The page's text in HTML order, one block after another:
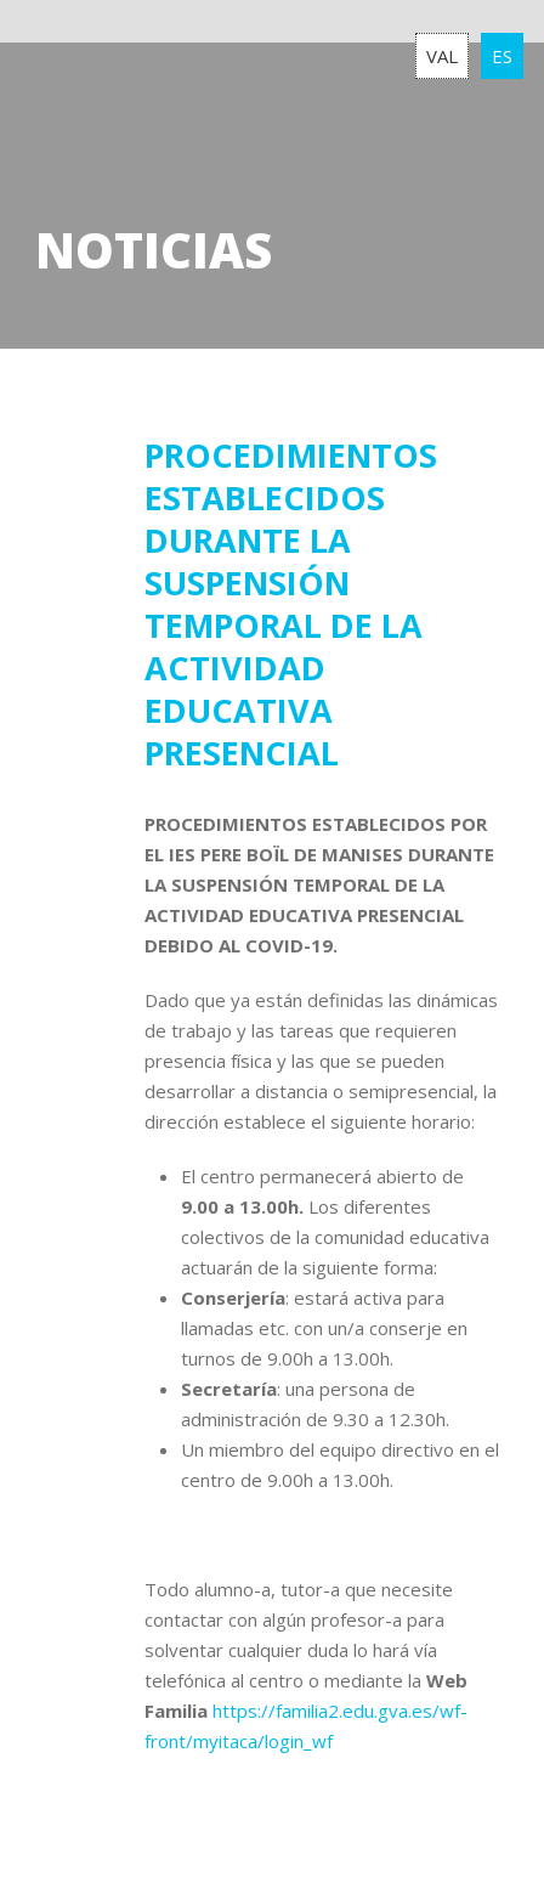
VAL ES
NOTICIAS
PROCEDIMIENTOS
ESTABLECIDOS
DURANTE LA
SUSPENSIÓN
TEMPORAL DE LA
ACTIVIDAD
EDUCATIVA
PRESENCIAL
PROCEDIMIENTOS ESTABLECIDOS POR
EL IES PERE BOÏL DE MANISES DURANTE
LA SUSPENSIÓN TEMPORAL DE LA
ACTIVIDAD EDUCATIVA PRESENCIAL
DEBIDO AL COVID-19.
Dado que ya están definidas las dinámicas
de trabajo y las tareas que requieren
presencia física y las que se pueden
desarrollar a distancia o semipresencial, la
dirección establece el siguiente horario:
El centro permanecerá abierto de
9.00 a 13.00h. Los diferentes
colectivos de la comunidad educativa
actuarán de la siguiente forma:
Conserjería: estará activa para
llamadas etc. con un/a conserje en
turnos de 9.00h a 13.00h.
Secretaría: una persona de
administración de 9.30 a 12.30h.
Un miembro del equipo directivo en el
centro de 9.00h a 13.00h.
Todo alumno-a, tutor-a que necesite
contactar con algún profesor-a para
solventar cualquier duda lo hará vía
telefónica al centro o mediante la Web
Familia https://familia2.edu.gva.es/wf-
front/myitaca/login_wf